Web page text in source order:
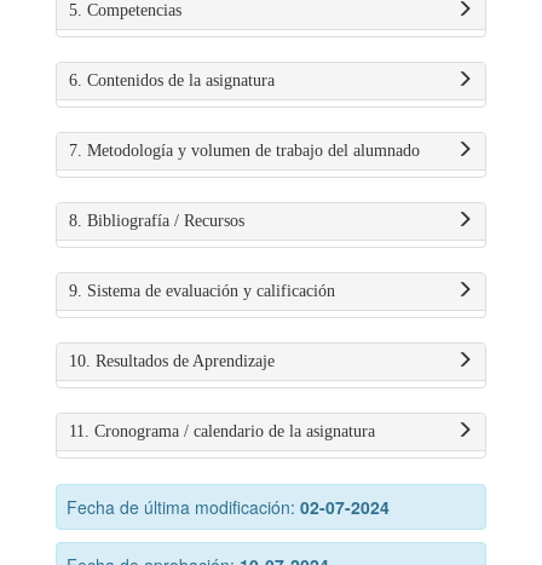
5. Competencias
6. Contenidos de la asignatura
7. Metodología y volumen de trabajo del alumnado
8. Bibliografía / Recursos
9. Sistema de evaluación y calificación
10. Resultados de Aprendizaje
11. Cronograma / calendario de la asignatura
Fecha de última modificación: 02-07-2024